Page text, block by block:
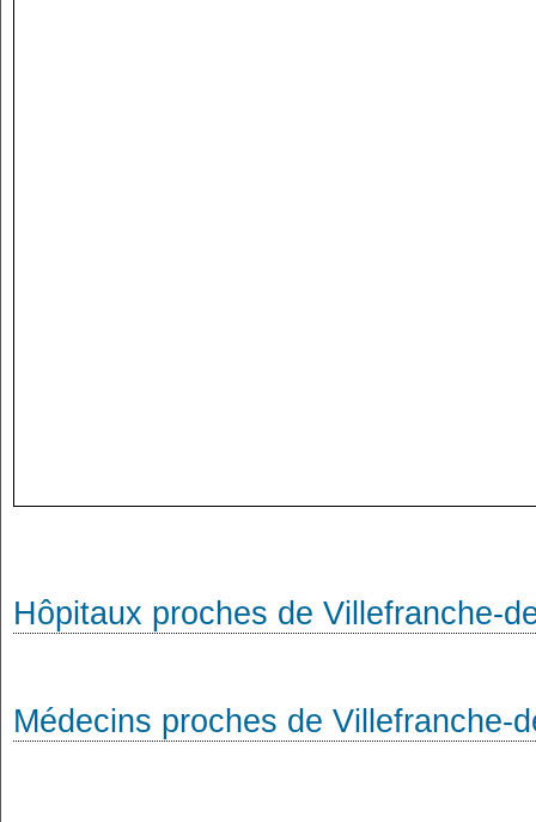
Hôpitaux proches de Villefranche-
Médecins proches de Villefranche-